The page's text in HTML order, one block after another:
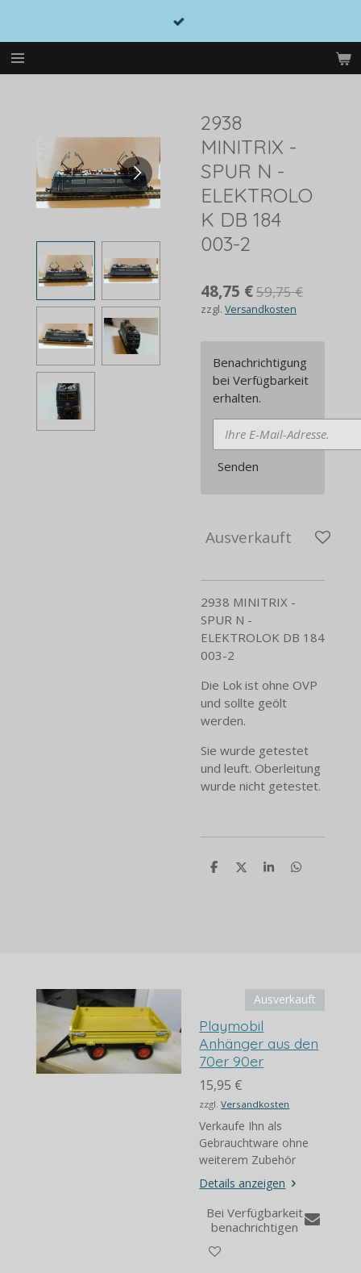
springen
2938
MINITRIX -
SPUR N -
ELEKTROLO
K DB 184
003-2
48,75 €59,75 €
zzgl. Versandkosten
Benachrichtigung
bei Verfügbarkeit
erhalten.
Senden
Ausverkauft
2938 MINITRIX -
SPUR N -
ELEKTROLOK DB 184
003-2
Die Lok ist ohne OVP
und sollte geölt
werden.
Sie wurde getestet
und leuft. Oberleitung
wurde nicht getestet.
T
T
T
T
Ausverkauft
Playmobil
Anhänger aus den
70er 90er
15,95 €
zzgl.Versandkosten
Verkaufe Ihn als
Gebrauchtware ohne
weiterem Zubehör
Details anzeigen
Bei Verfügbarkeit
benachrichtigen